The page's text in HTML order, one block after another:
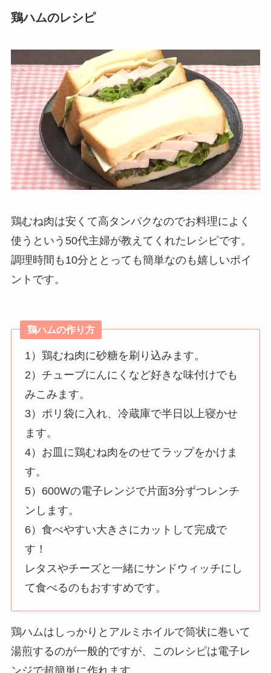
鶏ハムのレシピ
鶏むね肉は安くて高タンパクなのでお料理によく
使うという50代主婦が教えてくれたレシピです。
調理時間も10分ととっても簡単なのも嬉しいポイ
ントです。
鶏ハムの作り方
1）鶏むね肉に砂糖を刷り込みます。
2）チューブにんにくなど好きな味付けでも
みこみます。
3）ポリ袋に入れ、冷蔵庫で半日以上寝かせ
ます。
4）お皿に鶏むね肉をのせてラップをかけま
す。
5）600Wの電子レンジで片面3分ずつレンチ
ンします。
6）食べやすい大きさにカットして完成で
す！
レタスやチーズと一緒にサンドウィッチにし
て食べるのもおすすめです。
鶏ハムはしっかりとアルミホイルで筒状に巻いて
湯煎するのが一般的ですが、このレシピは電子レ